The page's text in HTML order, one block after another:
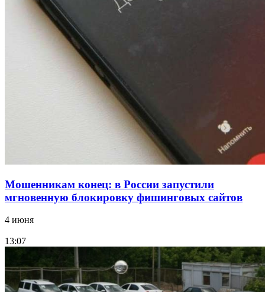
В Красноармейском районе Волгограда стартует
конкурс на ремонт моста через Волго‑Донской
судоходный канал
Фестиваль #ТриЧетыре в Волгограде пройдёт
11–13 сентября в рамках Года единства народов
Мошенникам конец: в России запустили
мгновенную блокировку фишинговых сайтов
4 июня
13:07